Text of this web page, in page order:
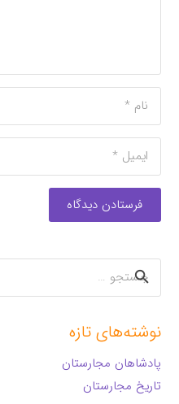
فرستادن دیدگاه
جستجو
برای:
نوشته‌های تازه
پادشاهان مجارستان
تاریخ مجارستان